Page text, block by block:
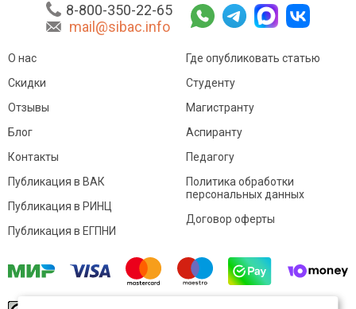
8-800-350-22-65
mail@sibac.info
О нас
Скидки
Отзывы
Блог
Контакты
Где опубликовать статью
Студенту
Магистранту
Аспиранту
Педагогу
Публикация в ВАК
Публикация в РИНЦ
Публикация в ЕГПНИ
Политика обработки
персональных данных
Договор оферты